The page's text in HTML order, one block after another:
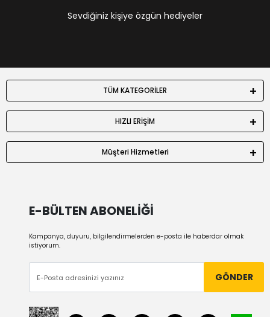
Sevdiğiniz kişiye özgün hediyeler
TÜM KATEGORİLER
HIZLI ERİŞİM
Müşteri Hizmetleri
E-BÜLTEN ABONELİĞİ
Kampanya, duyuru, bilgilendirmelerden e-posta ile haberdar olmak
istiyorum.
GÖNDER